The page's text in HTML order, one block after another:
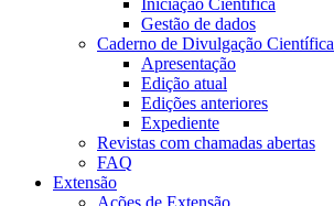
Iniciação Científica
Gestão de dados
Caderno de Divulgação Científica
Apresentação
Edição atual
Edições anteriores
Expediente
Revistas com chamadas abertas
FAQ
Extensão
Ações de Extensão